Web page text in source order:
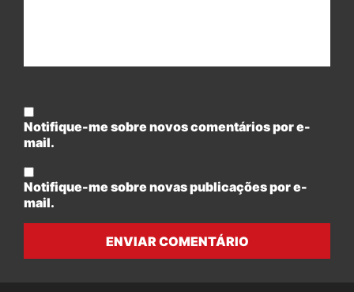
Notifique-me sobre novos comentários por e-
mail.
Notifique-me sobre novas publicações por e-
mail.
ENVIAR COMENTÁRIO